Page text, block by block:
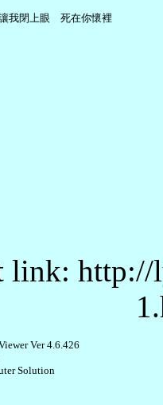
link:
Ver 4.6.426
Solution